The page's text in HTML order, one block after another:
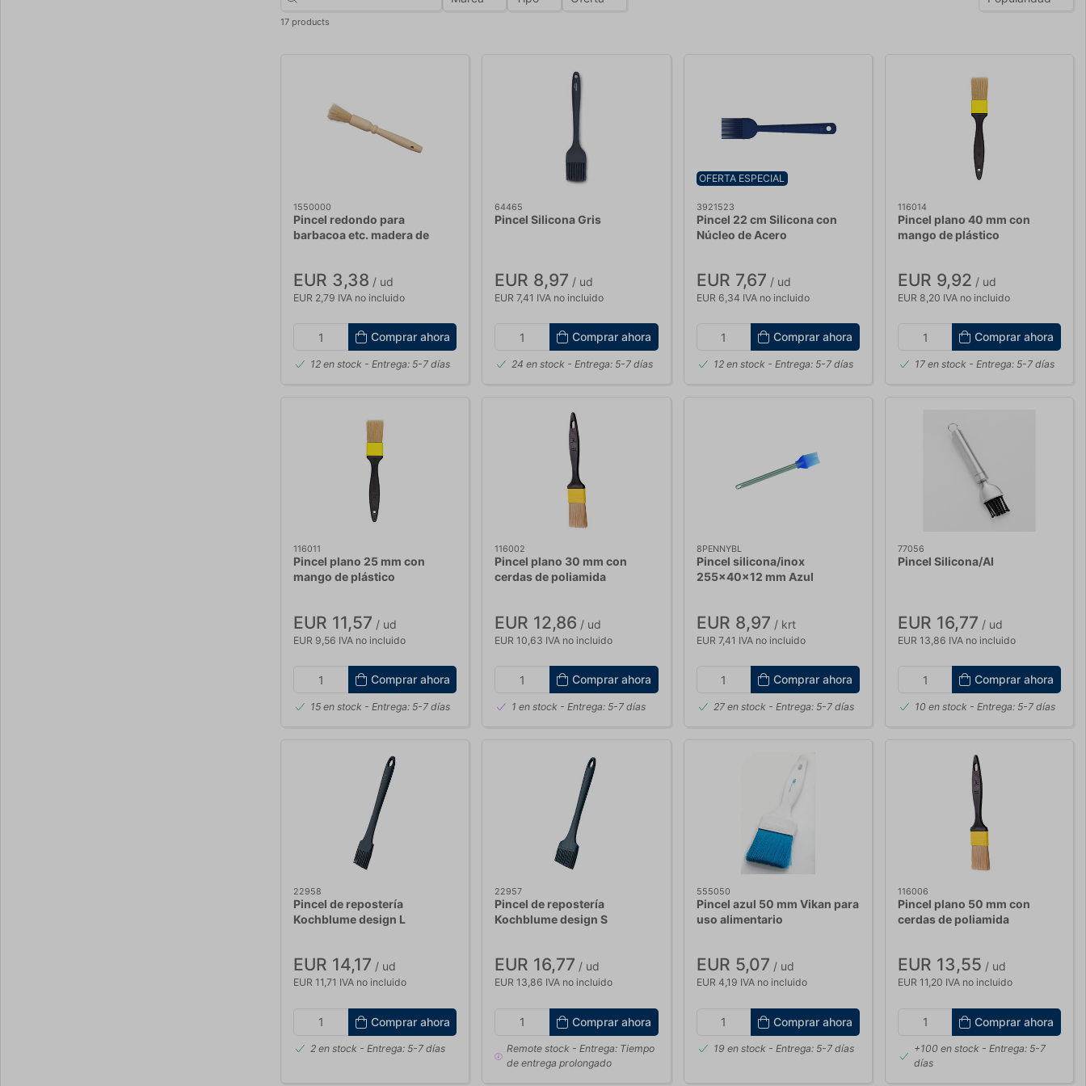
17 products
1550000
Pincel redondo para
barbacoa etc. madera de
EUR 3,38 / ud
EUR 2,79 IVA no incluido
Comprar ahora
12 en stock - Entrega: 5-7 días
64465
Pincel Silicona Gris
EUR 8,97 / ud
EUR 7,41 IVA no incluido
Comprar ahora
24 en stock - Entrega: 5-7 días
OFERTA ESPECIAL
3921523
Pincel 22 cm Silicona con
Núcleo de Acero
EUR 7,67 / ud
EUR 6,34 IVA no incluido
Comprar ahora
12 en stock- Entrega: 5-7 días
116014
Pincel plano 40 mm con
mango de plástico
EUR 9,92 / ud
EUR 8,20 IVA no incluido
Comprar ahora
17 en stock- Entrega: 5-7 días
116011
Pincel plano 25 mm con
mango de plástico
EUR 11,57 / ud
EUR 9,56 IVA no incluido
Comprar ahora
15 en stock - Entrega: 5-7 días
116002
Pincel plano 30 mm con
cerdas de poliamida
EUR 12,86 / ud
EUR 10,63 IVA no incluido
Comprar ahora
1 en stock - Entrega: 5-7 días
8PENNYBL
Pincel silicona/inox
255x40x12 mm Azul
EUR 8,97 / krt
EUR 7,41 IVA no incluido
Comprar ahora
27 en stock- Entrega: 5-7 días
77056
Pincel Silicona/AI
EUR 16,77 / ud
EUR 13,86 IVA no incluido
Comprar ahora
10 en stock- Entrega: 5-7 días
22958
Pincel de repostería
Kochblume design L
EUR 14,17 / ud
EUR 11,71 IVA no incluido
Comprar ahora
2 en stock - Entrega: 5-7 días
22957
Pincel de repostería
Kochblume design S
EUR 16,77 / ud
EUR 13,86 IVA no incluido
Comprar ahora
Remote stock- Entrega: Tiempo
de entrega prolongado
555050
Pincel azul 50 mm Vikan para
uso alimentario
EUR 5,07 / ud
EUR 4,19 IVA no incluido
Comprar ahora
19 en stock- Entrega: 5-7 días
116006
Pincel plano 50 mm con
cerdas de poliamida
EUR 13,55 / ud
EUR 11,20 IVA no incluido
Comprar ahora
+100 en stock - Entrega: 5-7
días